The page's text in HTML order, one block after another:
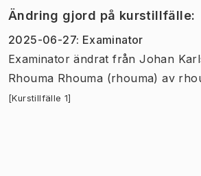
Ändring gjord på kurstillfälle:
2025-06-27: Examinator
Examinator ändrat från Johan
Rhouma Rhouma (rhouma) av
[Kurstillfälle 1]